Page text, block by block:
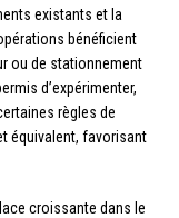
existants et la
bénéficient
ou de stationnement
d’expérimenter,
règles de
équivalent, favorisant
croissante dans le